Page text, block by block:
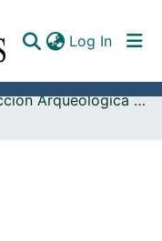
Log In
Colección Arqueológica Guane, Fray Alonso Ortiz Galeano, O.P.